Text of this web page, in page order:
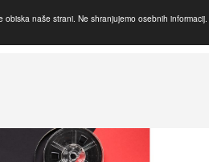
obiska naše strani. Ne shranjujemo osebnih informacij.